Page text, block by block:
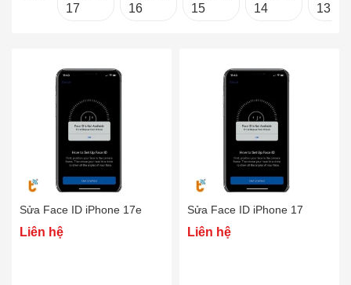
17
16
15
14
13
Sửa Face ID iPhone 17e
Liên hệ
Sửa Face ID iPhone 17
Liên hệ